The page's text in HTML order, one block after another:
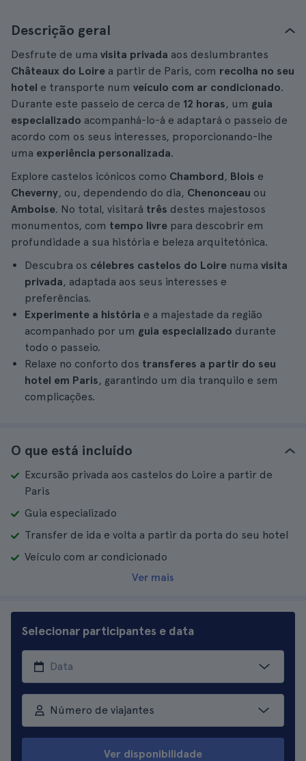
Descrição geral
Desfrute de uma visita privada aos deslumbrantes
Châteaux do Loire a partir de Paris, com recolha no seu
hotel e transporte num veículo com ar condicionado.
Durante este passeio de cerca de 12 horas, um guia
especializado acompanhá-lo-á e adaptará o passeio de
acordo com os seus interesses, proporcionando-lhe
uma experiência personalizada.
Explore castelos icónicos como Chambord, Blois e
Cheverny, ou, dependendo do dia, Chenonceau ou
Amboise. No total, visitará três destes majestosos
monumentos, com tempo livre para descobrir em
profundidade a sua história e beleza arquitetónica.
Descubra os célebres castelos do Loire numa visita
privada, adaptada aos seus interesses e
preferências.
Experimente a história e a majestade da região
acompanhado por um guia especializado durante
todo o passeio.
Relaxe no conforto dos transferes a partir do seu
hotel em Paris, garantindo um dia tranquilo e sem
complicações.
O que está incluído
Excursão privada aos castelos do Loire a partir de
Paris
Guia especializado
Transfer de ida e volta a partir da porta do seu hotel
Veículo com ar condicionado
Ver mais
Selecionar participantes e data
Número de viajantes
Ver disponibilidade